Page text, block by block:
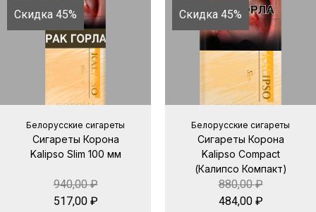
Скидка 45%
Белорусские сигареты
Сигареты Корона
Kalipso Slim 100 мм
940,00₽
517,00 ₽
Скидка 45%
Белорусские сигареты
Сигареты Корона
Kalipso Compact
(Калипсо Компакт)
880,00₽
484,00 ₽